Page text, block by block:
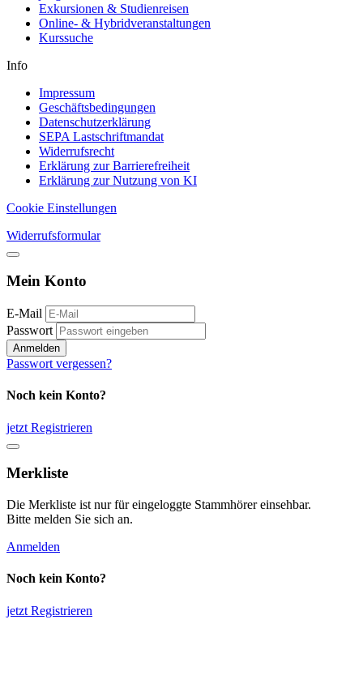
Exkursionen & Studienreisen
Online- & Hybridveranstaltungen
Kurssuche
Info
Impressum
Geschäftsbedingungen
Datenschutzerklärung
SEPA Lastschriftmandat
Widerrufsrecht
Erklärung zur Barrierefreiheit
Erklärung zur Nutzung von KI
Cookie Einstellungen
Widerrufsformular
Mein Konto
E-Mail
Passwort
Anmelden
Passwort vergessen?
Noch kein Konto?
jetzt Registrieren
Merkliste
Die Merkliste ist nur für eingeloggte Stammhörer einsehbar.
Bitte melden Sie sich an.
Anmelden
Noch kein Konto?
jetzt Registrieren